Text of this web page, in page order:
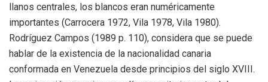
llanos centrales, los blancos eran numéricamente
importantes (Carrocera 1972, Vila 1978, Vila 1980).
Rodríguez Campos (1989 p. 110), considera que se puede
hablar de la existencia de la nacionalidad canaria
conformada en Venezuela desde principios del siglo XVIII.